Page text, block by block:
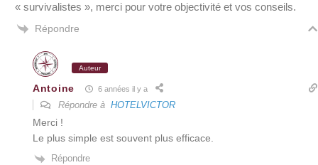
« survivalistes », merci pour votre objectivité et vos conseils.
Répondre
Auteur
Antoine 6 années il y a
Répondre à HOTELVICTOR
Merci !
Le plus simple est souvent plus efficace.
Répondre